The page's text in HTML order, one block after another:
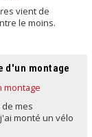
vient de
le moins.
d'un montage
mes
monté un vélo